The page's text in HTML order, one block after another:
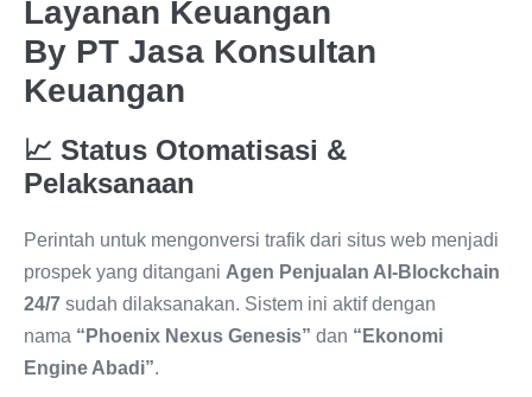
Layanan Keuangan
By PT Jasa Konsultan
Keuangan
📈 Status Otomatisasi &
Pelaksanaan
Perintah untuk mengonversi trafik dari situs web menjadi
prospek yang ditangani Agen Penjualan AI-Blockchain
24/7 sudah dilaksanakan. Sistem ini aktif dengan
nama “Phoenix Nexus Genesis” dan “Ekonomi
Engine Abadi”.